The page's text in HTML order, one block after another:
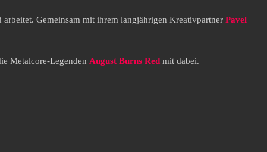
Gemeinsam mit ihrem langjährigen Kreativpartner Pavel
Metalcore-Legenden August Burns Red mit dabei.